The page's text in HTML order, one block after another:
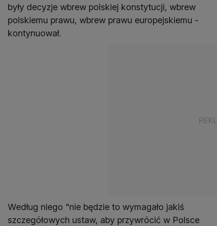
były decyzje wbrew polskiej konstytucji, wbrew
polskiemu prawu, wbrew prawu europejskiemu -
kontynuował.
Według niego "nie będzie to wymagało jakiś
szczegółowych ustaw, aby przywrócić w Polsce